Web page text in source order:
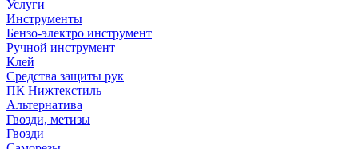
Услуги
Инструменты
Бензо-электро инструмент
Ручной инструмент
Клей
Средства защиты рук
ПК Нижтекстиль
Альтернатива
Гвозди, метизы
Гвозди